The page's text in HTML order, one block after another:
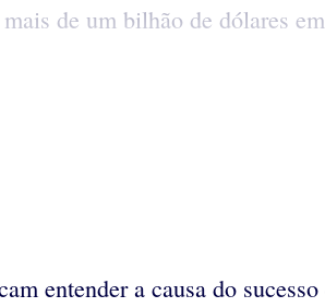
de um bilhão de dólares
entender a causa do